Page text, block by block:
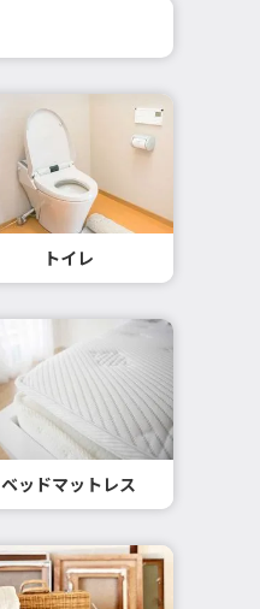
トイレ
ベッドマットレス